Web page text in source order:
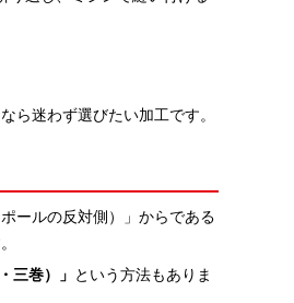
ら迷わず選びたい加工です。
ールの反対側）」からである
三巻）」 という方法もありま